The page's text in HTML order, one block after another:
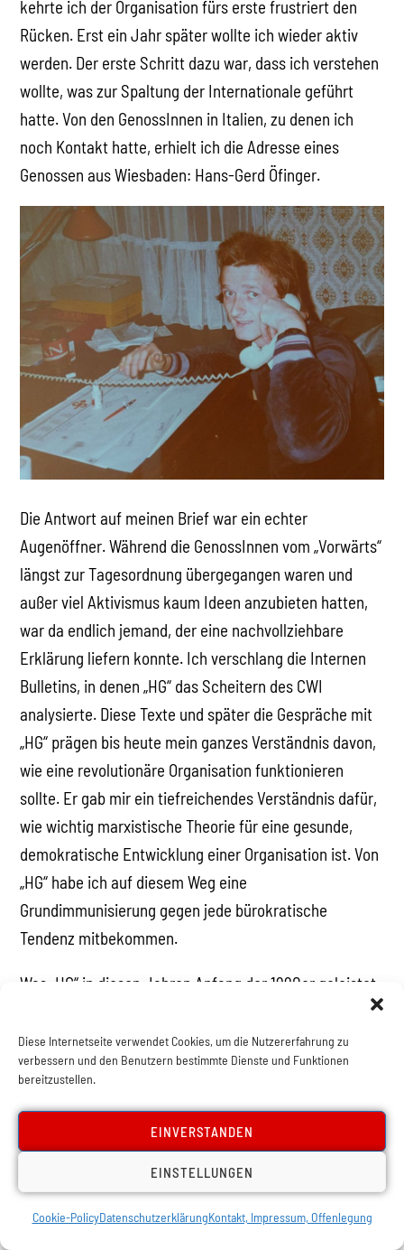
Diese Internetseite verwendet Cookies, um die Nutzererfahrung zu
verbessern und den Benutzern bestimmte Dienste und Funktionen
bereitzustellen.
EINVERSTANDEN
EINSTELLUNGEN
Cookie-PolicyDatenschutzerklärungKontakt, Impressum, Offenlegung
kehrte ich der Organisation fürs erste frustriert den
Rücken. Erst ein Jahr später wollte ich wieder aktiv
werden. Der erste Schritt dazu war, dass ich verstehen
wollte, was zur Spaltung der Internationale geführt
hatte. Von den GenossInnen in Italien, zu denen ich
noch Kontakt hatte, erhielt ich die Adresse eines
Genossen aus Wiesbaden: Hans-Gerd Öfinger.
Die Antwort auf meinen Brief war ein echter
Augenöffner. Während die GenossInnen vom „Vorwärts“
längst zur Tagesordnung übergegangen waren und
außer viel Aktivismus kaum Ideen anzubieten hatten,
war da endlich jemand, der eine nachvollziehbare
Erklärung liefern konnte. Ich verschlang die Internen
Bulletins, in denen „HG“ das Scheitern des CWI
analysierte. Diese Texte und später die Gespräche mit
„HG“ prägen bis heute mein ganzes Verständnis davon,
wie eine revolutionäre Organisation funktionieren
sollte. Er gab mir ein tiefreichendes Verständnis dafür,
wie wichtig marxistische Theorie für eine gesunde,
demokratische Entwicklung einer Organisation ist. Von
„HG“ habe ich auf diesem Weg eine
Grundimmunisierung gegen jede bürokratische
Tendenz mitbekommen.
Was „HG“ in diesen Jahren Anfang der 1990er geleistet
wenn sein Wirkungskreis ein sehr kleiner war. In
Österreich begannen wir bei Null mit dem Aufbau einer
Deutschland war die Gruppe von der Spaltung schwer
angeschlagen. Mir ist bis heute nicht klar, welche
Stärke „HG“ damals aufbrachte, trotz alledem